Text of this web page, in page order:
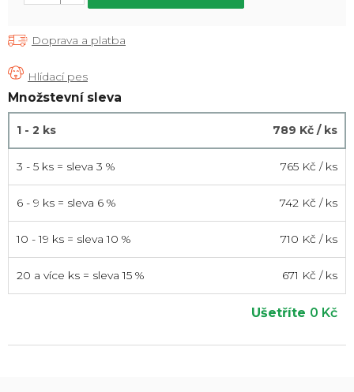
Množstevní sleva
1 - 2 ks 789 Kč / ks
3 - 5 ks = sleva 3 % 765 Kč / ks
6 - 9 ks = sleva 6 % 742 Kč / ks
10 - 19 ks = sleva 10 % 710 Kč / ks
20 a více ks = sleva 15 % 671 Kč / ks
Ušetříte 0 Kč
Doprava a platba